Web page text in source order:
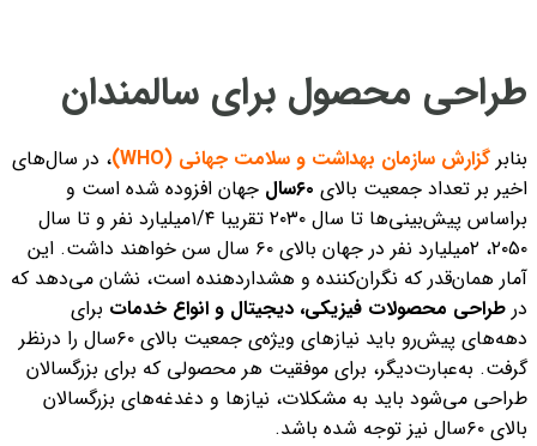
طراحی محصول برای سالمندان
بنابر گزارش سازمان بهداشت و سلامت جهانی (WHO)
، در سال‌های
اخیر بر تعداد جمعیت بالای ۶۰سال
جهان افزوده شده است و
براساس پیش‌بینی‌ها تا سال ۲۰۳۰ تقریبا ۱/۴میلیارد نفر و تا سال
۲۰۵۰، ۲میلیارد نفر در جهان بالای ۶۰ سال سن خواهند داشت. این
آمار همان‌قدر که نگران‌کننده و هشداردهنده است، نشان می‌دهد که
در طراحی محصولات فیزیکی، دیجیتال و انواع خدمات برای
دهه‌های پیش‌رو باید نیازهای ویژه‌ی جمعیت بالای ۶۰‌سال را درنظر
گرفت. به‌عبارت‌دیگر، برای موفقیت هر محصولی که برای بزرگسالان
طراحی می‌شود باید به مشکلات، نیازها و دغدغه‌های بزرگسالان
بالای ۶۰سال نیز توجه شده باشد.